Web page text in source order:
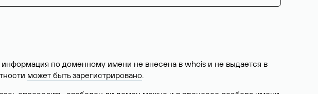
по доменному имени не внесена в whois и не выдается в
может быть зарегистрировано.